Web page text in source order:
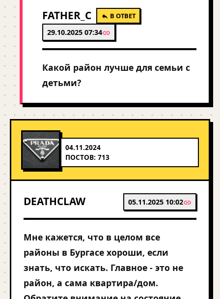
FATHER_C В ОТВЕТ
29.10.2025 07:34
Какой район лучше для семьи с
детьми?
04.11.2024
ПОСТОВ: 713
DEATHCLAW 05.11.2025 10:02
Мне кажется, что в целом все
районы в Бургасе хороши, если
знать, что искать. Главное - это не
район, а сама квартира/дом.